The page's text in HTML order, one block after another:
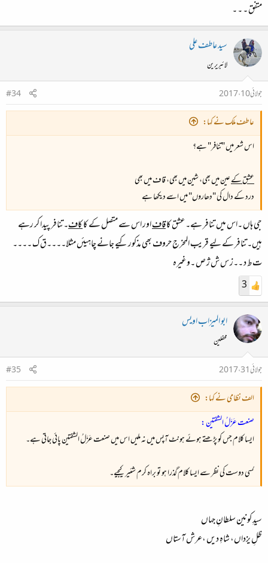
متفق ۔ ۔ ۔
سید عاطف علی
لائبریرین
جولائی 10، 2017
#34
عاطف ملک نے کہا:
اس شعر میں "تنافر" ہے؟
عشق کےعین میں بھی، شین میں بھی، قاف میں بھی
درد کے دال کی "دھاروں" میں اسے دیکھا ہے
جی ہاں ۔اس میں تنافر ہے۔عشق کاقافاور اس سے متصل کے کاکاف۔تنافر پیدا کر رہے
ہیں۔تنافر کے لیے قریب المخرج حروف بھی مذکور کیے جانے چاہیئں مثلا۔۔۔۔ق ک ۔۔۔۔
ت ط د ۔۔ز س ش ژ ص ۔وغیرہ
3
ابو المیزاب اویس
محفلین
جولائی 31، 2017
#35
الف نظامی نے کہا:
صنعت عَزَلُ الشفتین :
ایسا کلام جس کو پڑھتے ہوئے ہونٹ آپس میں نہ ملیں اس میں صنعت عَزَلُ الشفتین پائی جاتی ہے۔
کسی دوست کی نظر سے ایسا کلام گذرا ہو تو براہ کرم شئیر کیجیے۔
سیدِ کونین سلطانِ جہاں​
ظلِ یزداں، شاہِ دیں ،عرش آستاں​